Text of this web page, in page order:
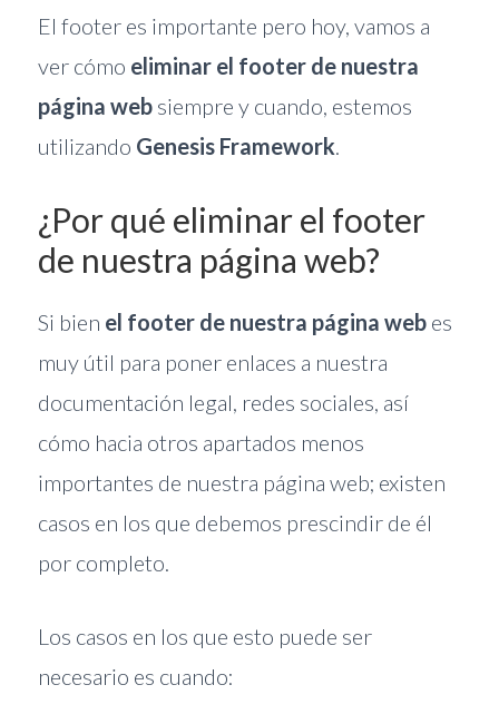
El footer es importante pero hoy, vamos a
ver cómo eliminar el footer de nuestra
página websiempre y cuando, estemos
utilizando Genesis Framework.
¿Por qué eliminar el footer
de nuestra página web?
Si bien el footer de nuestra página webes
muy útil para poner enlaces a nuestra
documentación legal, redes sociales, así
cómo hacia otros apartados menos
importantes de nuestra página web; existen
casos en los que debemos prescindir de él
por completo.
Los casos en los que esto puede ser
necesario es cuando: